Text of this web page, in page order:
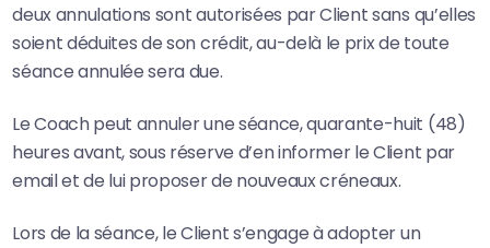
deux annulations sont autorisées par Client sans qu’elles
soient déduites de son crédit, au-delà le prix de toute
séance annulée sera due.
Le Coach peut annuler une séance, quarante-huit (48)
heures avant, sous réserve d’en informer le Client par
email et de lui proposer de nouveaux créneaux.
Lors de la séance, le Client s’engage à adopter un